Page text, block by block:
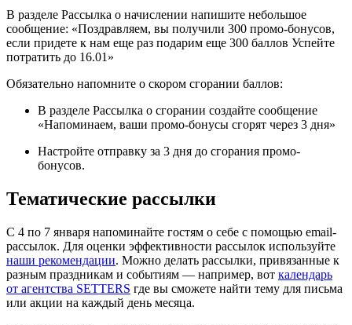
В разделе Рассылка о начислении напишите небольшое
сообщение: «Поздравляем, вы получили 300 промо-бонусов,
если придете к нам еще раз подарим еще 300 баллов Успейте
потратить до 16.01»
Обязательно напомните о скором сгорании баллов:
В разделе Рассылка о сгорании создайте сообщение
«Напоминаем, ваши промо-бонусы сгорят через 3 дня»
Настройте отправку за 3 дня до сгорания промо-
бонусов.
Тематические рассылки
С 4 по 7 января напоминайте гостям о себе с помощью email-
рассылок. Для оценки эффективности рассылок используйте
наши рекомендации. Можно делать рассылки, привязанные к
разным праздникам и событиям — например, вот календарь
от агентства SETTERS где вы сможете найти тему для письма
или акции на каждый день месяца.